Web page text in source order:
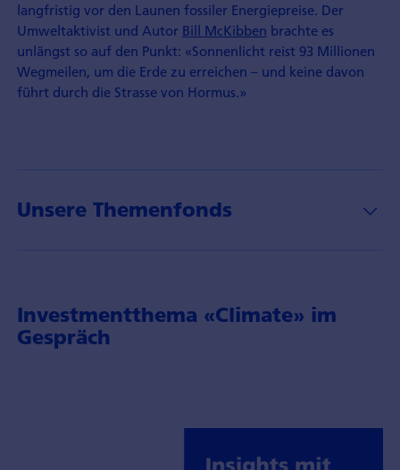
langfristig vor den Launen fossiler Energiepreise. Der
Umweltaktivist und Autor Bill McKibben brachte es
unlängst so auf den Punkt: «Sonnenlicht reist 93 Millionen
Wegmeilen, um die Erde zu erreichen – und keine davon
führt durch die Strasse von Hormus.»
Unsere Themenfonds
Investmentthema «Climate» im
Gespräch